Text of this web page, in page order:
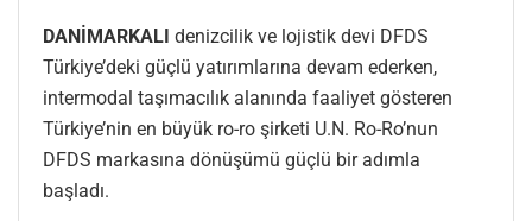
DANİMARKALI denizcilik ve lojistik devi DFDS
Türkiye’deki güçlü yatırımlarına devam ederken,
intermodal taşımacılık alanında faaliyet gösteren
Türkiye’nin en büyük ro-ro şirketi U.N. Ro-Ro’nun
DFDS markasına dönüşümü güçlü bir adımla
başladı.